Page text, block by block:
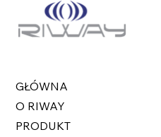
GŁÓWNA
O RIWAY
PRODUKT